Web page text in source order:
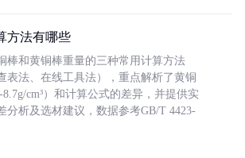
方法有哪些
棒和黄铜棒重量的三种常用计算方法
表法、在线工具法），重点解析了黄铜
cm³）和计算公式的差异，并提供实
分析及选材建议，数据参考GB/T 4423-